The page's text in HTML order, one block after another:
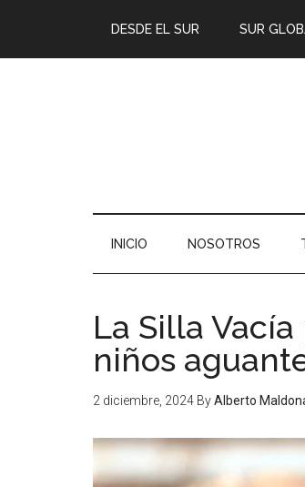
DESDE EL SUR SUR
INICIO NOSOTROS
La Silla
niños
2 diciembre, 2024 ByAlberto